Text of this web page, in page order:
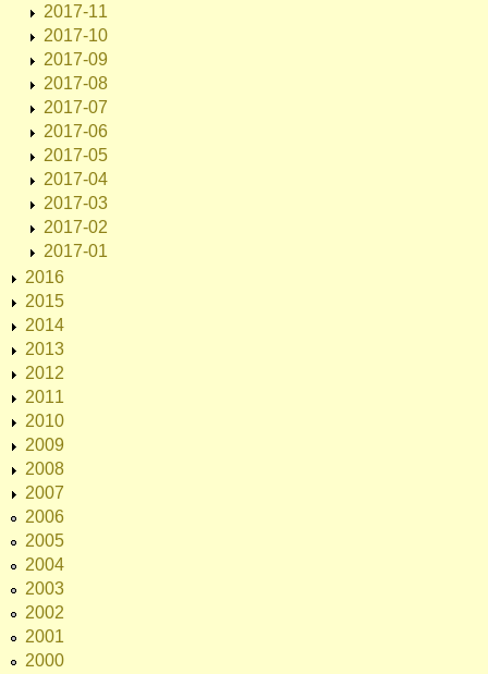
2017-11
2017-10
2017-09
2017-08
2017-07
2017-06
2017-05
2017-04
2017-03
2017-02
2017-01
2016
2015
2014
2013
2012
2011
2010
2009
2008
2007
2006
2005
2004
2003
2002
2001
2000